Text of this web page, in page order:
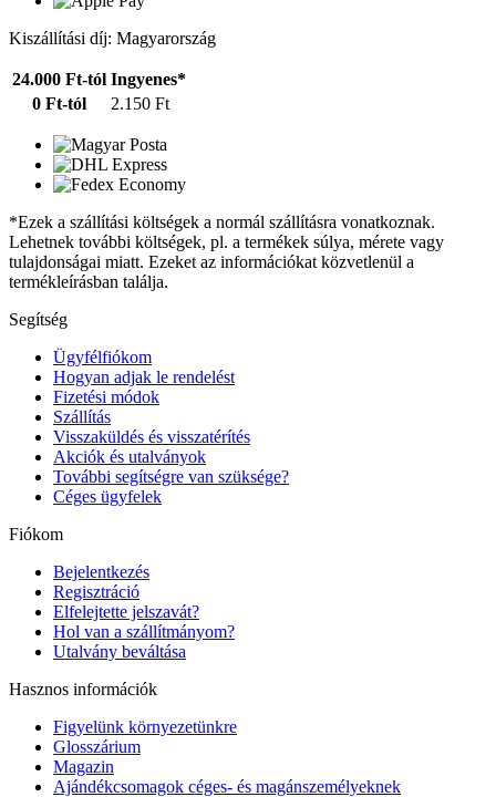
Kiszállítási díj: Magyarország
24.000 Ft-tól Ingyenes*
0 Ft-tól
2.150 Ft
*Ezek a szállítási költségek a normál szállításra vonatkoznak.
Lehetnek további költségek, pl. a termékek súlya, mérete vagy
tulajdonságai miatt. Ezeket az információkat közvetlenül a
termékleírásban találja.
Segítség
Ügyfélfiókom
Hogyan adjak le rendelést
Fizetési módok
Szállítás
Visszaküldés és visszatérítés
Akciók és utalványok
További segítségre van szüksége?
Céges ügyfelek
Fiókom
Bejelentkezés
Regisztráció
Elfelejtette jelszavát?
Hol van a szállítmányom?
Utalvány beváltása
Hasznos információk
Figyelünk környezetünkre
Glosszárium
Magazin
Ajándékcsomagok céges- és magánszemélyeknek